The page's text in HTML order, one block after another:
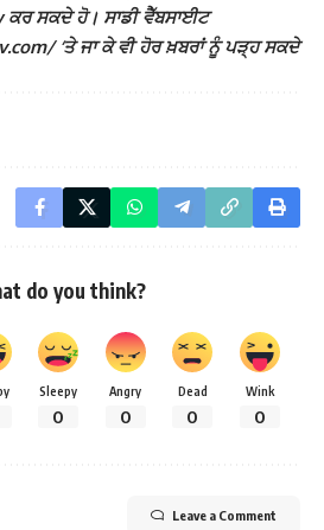
ਕਰ ਸਕਦੇ ਹੋ। ਸਾਡੀ ਵੈੱਬਸਾਈਟ
‘ਤੇ ਜਾ ਕੇ ਵੀ ਹੋਰ ਖ਼ਬਰਾਂ ਨੂੰ ਪੜ੍ਹ ਸਕਦੇ
do you think?
Sleepy
0
Angry
0
Dead
0
Wink
0
Leave a Comment